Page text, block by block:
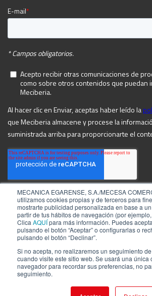
MECANICA EGARENSE, S.A./MECESA
utilizamos cookies propias y de terceros para
mostrarte publicidad personalizada en base a
partir de tus hábitos de navegación (por
Clica AQUÍpara más información. Puedes
pulsando el botón “Aceptar” o configurarlas o
pulsando el botón “Declinar”.
Si no acepta, no realizaremos un seguimiento
cuando visite este sitio web. Se usará una única
navegador para recordar sus preferencias, no
seguimiento.
©2026 by MECIBERIA